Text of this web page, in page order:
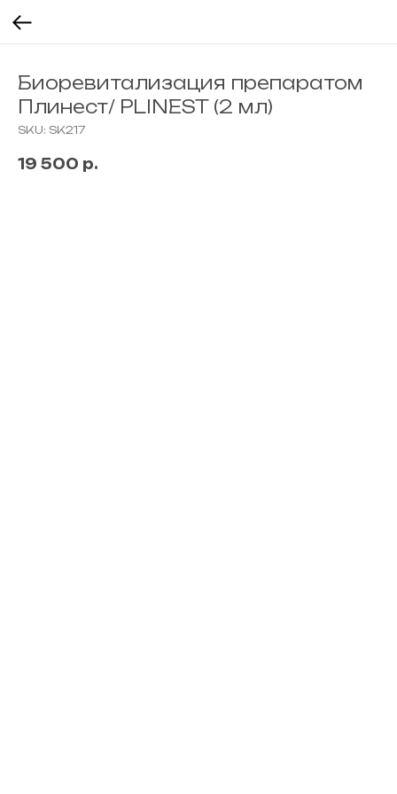
Биоревитализация препаратом
Плинест/ PLINEST (2 мл)
SKU: SK217
19 500 р.